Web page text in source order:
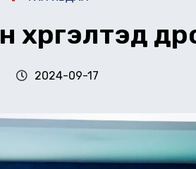
хүргэлтэд
2024-09-17